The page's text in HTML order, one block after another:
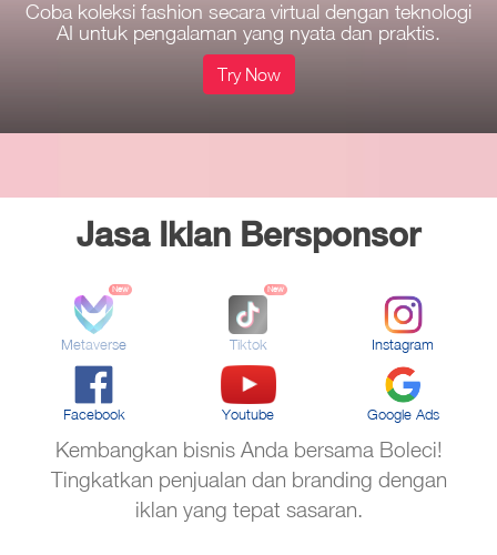
Coba koleksi fashion secara virtual dengan teknologi
AI untuk pengalaman yang nyata dan praktis.
Try Now
Jasa Iklan Bersponsor
New
Metaverse
New
Tiktok Instagram
Facebook Youtube Google Ads
Kembangkan bisnis Anda bersama Boleci!
Tingkatkan penjualan dan branding dengan
iklan yang tepat sasaran.